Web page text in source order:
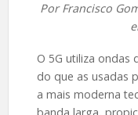
Por Francisco
O 5G utiliza ondas
do que as usadas
a mais moderna